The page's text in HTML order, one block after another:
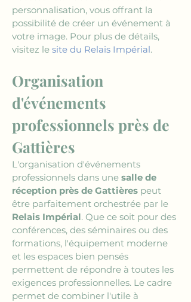
personnalisation, vous offrant la
possibilité de créer un événement à
votre image. Pour plus de détails,
visitez le site du Relais Impérial.
Organisation
d'événements
professionnels près de
Gattières
L'organisation d'événements
professionnels dans une salle de
réception près de Gattières peut
être parfaitement orchestrée par le
Relais Impérial. Que ce soit pour des
conférences, des séminaires ou des
formations, l'équipement moderne
et les espaces bien pensés
permettent de répondre à toutes les
exigences professionnelles. Le cadre
permet de combiner l'utile à